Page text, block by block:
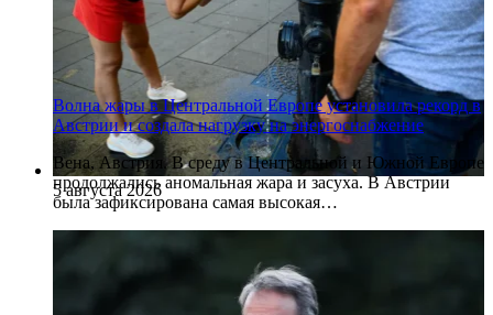
5 августа 2026
Волна жары в Центральной Европе установила рекорд в
Австрии и создала нагрузку на энергоснабжение
Вена, Австрия. В среду в Центральной и Южной Европе
продолжались аномальная жара и засуха. В Австрии
была зафиксирована самая высокая…